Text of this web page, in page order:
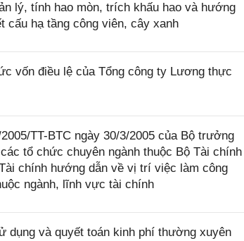
lý, tính hao mòn, trích khấu hao và hướng
cấu hạ tầng công viên, cây xanh
vốn điều lệ của Tổng công ty Lương thực
TT-BTC ngày 30/3/2005 của Bộ trưởng
tổ chức chuyên ngành thuộc Bộ Tài chính
chính hướng dẫn về vị trí việc làm công
ngành, lĩnh vực tài chính
dụng và quyết toán kinh phí thường xuyên